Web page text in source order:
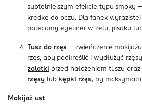
subtelniejszym efekcie typu smoky
kredkę do oczu. Dla fanek wyrazistej
polecamy eyeliner w żelu, pisaku
Tusz do rzęs - zwieńczenie makijażu
rzęs, aby podkreślić i wydłużyć
zalotki przed nałożeniem tuszu oraz
rzęsy lub kępki rzęs, by
Makijaż ust